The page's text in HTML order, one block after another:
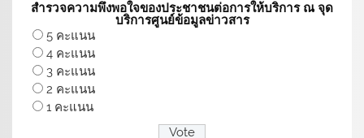
สำรวจความพึงพอใจของประชาชนต่อการให้บริการ ณ จุด
บริการศูนย์ข้อมูลข่าวสาร
5 คะแนน
4 คะแนน
3 คะแนน
2 คะแนน
1 คะแนน